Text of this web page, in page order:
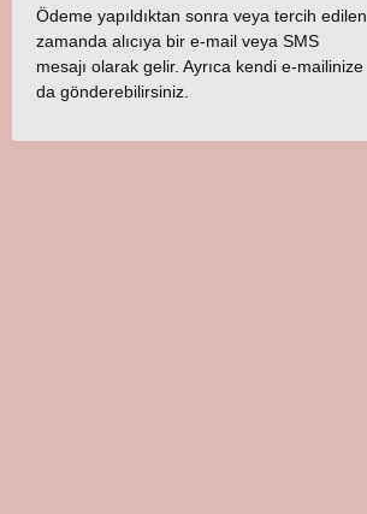
Ödeme yapıldıktan sonra veya tercih edilen
zamanda alıcıya bir e-mail veya SMS
mesajı olarak gelir. Ayrıca kendi e-mailinize
da gönderebilirsiniz.